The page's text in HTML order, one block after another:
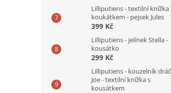
Lilliputiens - textilní knížka
koukátkem - pejsek Jules
399 Kč
Lilliputiens - jelínek Stella -
kousátko
299 Kč
Lilliputiens - kouzelník
Joe - textilní knížka s
kousátkem